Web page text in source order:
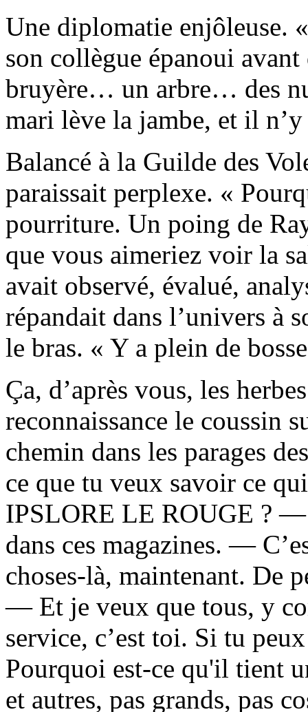
Une diplomatie enjôleuse.
son collègue épanoui
bruyère… un arbre… des
mari lève la jambe, et il
Balancé à la Guilde des
paraissait perplexe. «
pourriture. Un poing de
que vous aimeriez voir la
avait observé, évalué,
répandait dans l’univers à
le bras. « Y a plein de
Ça, d’après vous, les
reconnaissance le coussin
chemin dans les parages
ce que tu veux savoir ce
IPSLORE LE ROUGE ? —
dans ces magazines. —
choses-là, maintenant. De
— Et je veux que tous, y
service, c’est toi. Si tu
Pourquoi est-ce qu'il tient
et autres, pas grands, pas